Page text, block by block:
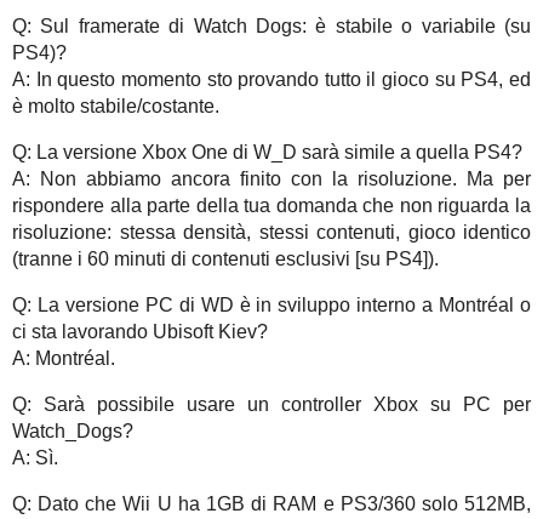
Q: Sul framerate di Watch Dogs: è stabile o variabile (su
PS4)?
A: In questo momento sto provando tutto il gioco su PS4, ed
è molto stabile/costante.
Q: La versione Xbox One di W_D sarà simile a quella PS4?
A: Non abbiamo ancora finito con la risoluzione. Ma per
rispondere alla parte della tua domanda che non riguarda la
risoluzione: stessa densità, stessi contenuti, gioco identico
(tranne i 60 minuti di contenuti esclusivi [su PS4]).
Q: La versione PC di WD è in sviluppo interno a Montréal o
ci sta lavorando Ubisoft Kiev?
A: Montréal.
Q: Sarà possibile usare un controller Xbox su PC per
Watch_Dogs?
A: Sì.
Q: Dato che Wii U ha 1GB di RAM e PS3/360 solo 512MB,